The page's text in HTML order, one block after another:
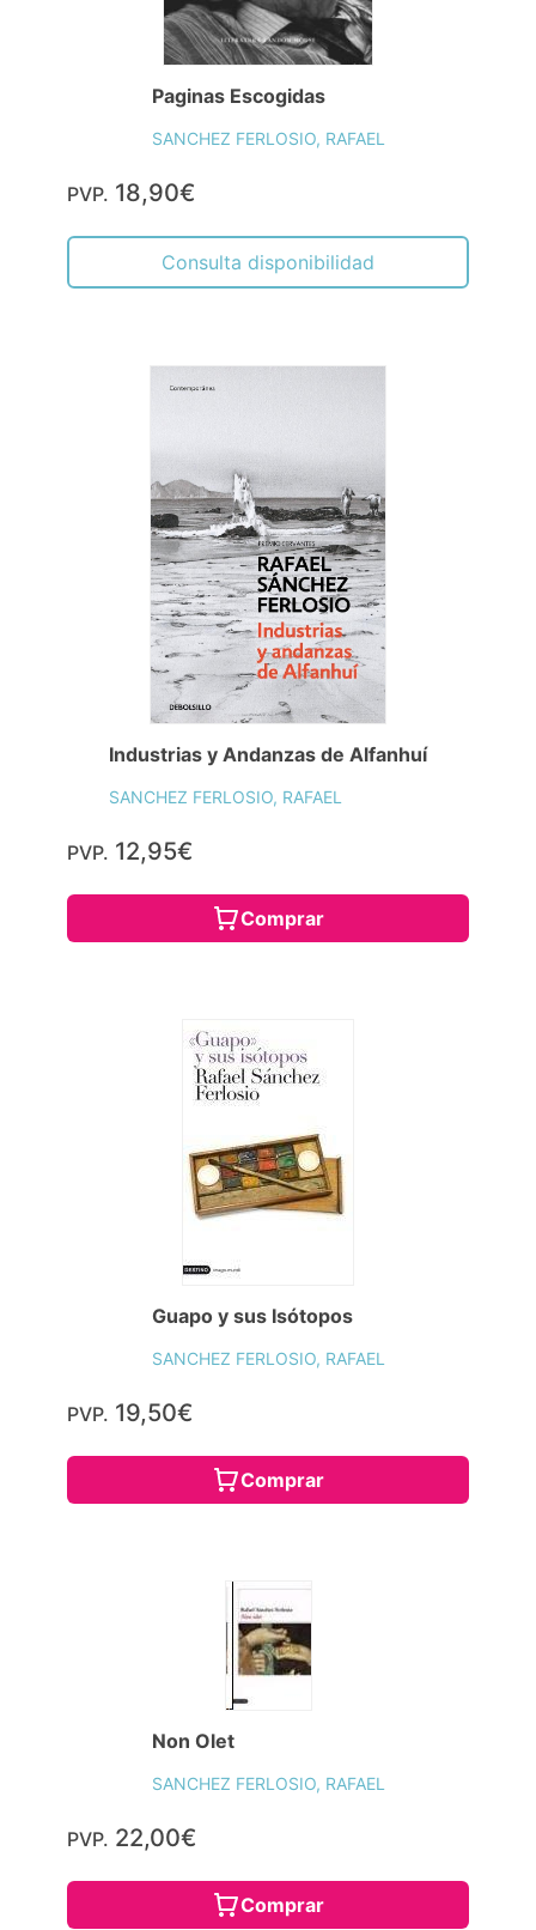
Paginas Escogidas
SANCHEZ FERLOSIO, RAFAEL
PVP. 18,90€
Consulta disponibilidad
Industrias y Andanzas de Alfanhuí
SANCHEZ FERLOSIO, RAFAEL
PVP. 12,95€
Comprar
Guapo y sus Isótopos
SANCHEZ FERLOSIO, RAFAEL
PVP. 19,50€
Comprar
Non Olet
SANCHEZ FERLOSIO, RAFAEL
PVP. 22,00€
Comprar